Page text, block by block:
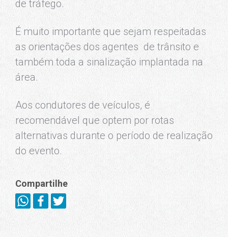
de tráfego.
É muito importante que sejam respeitadas
as orientações dos agentes de trânsito e
também toda a sinalização implantada na
área.
Aos condutores de veículos, é
recomendável que optem por rotas
alternativas durante o período de realização
do evento.
Compartilhe